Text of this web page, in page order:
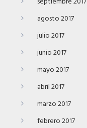
agosto 2017
julio 2017
junio 2017
mayo 2017
abril 2017
marzo 2017
febrero 2017